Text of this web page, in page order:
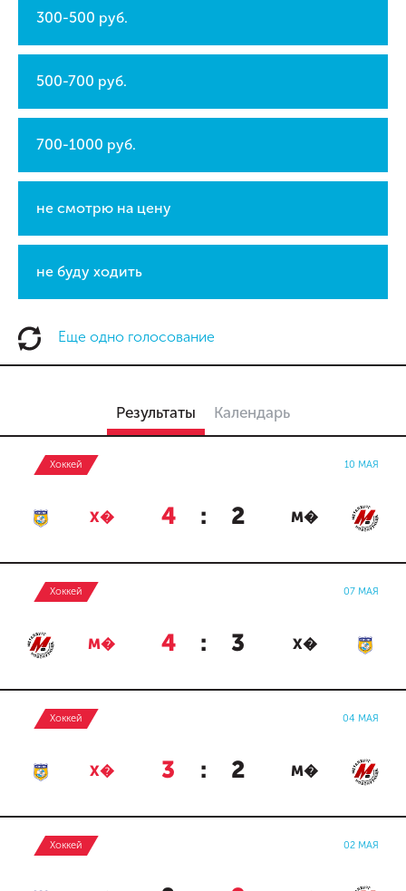
300-500 руб.
500-700 руб.
700-1000 руб.
не смотрю на цену
не буду ходить
Еще одно голосование
Результаты Календарь
Хоккей 10 МАЯ
Х� 4 : 2 М�
Хоккей 07 МАЯ
М� 4 : 3 Х�
Хоккей 04 МАЯ
Х� 3 : 2 М�
Хоккей 02 МАЯ